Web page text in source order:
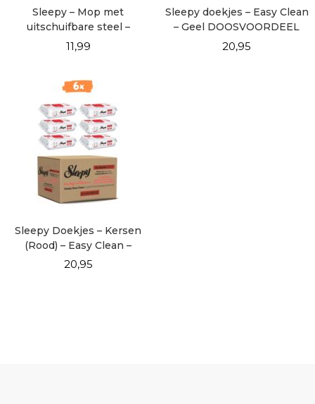
Sleepy – Mop met
uitschuifbare steel –
Turqoise
11,99
Sleepy doekjes – Easy Clean
– Geel DOOSVOORDEEL
6×100
20,95
Sleepy Doekjes – Kersen
(Rood) – Easy Clean –
DOOSVOORDEEL 6×100
20,95